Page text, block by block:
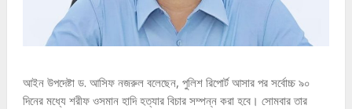
আইন উপদেষ্টা ড. আসিফ নজরুল বলেছেন, পুলিশ রিপোর্ট আসার পর সর্বোচ্চ ৯০
দিনের মধ্যে শরীফ ওসমান হাদি হত্যার বিচার সম্পন্ন করা হবে। সোমবার তার